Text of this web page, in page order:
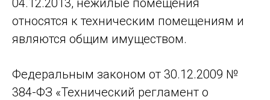
04.12.2013, нежилые помещения
относятся к техническим помещениям и
являются общим имуществом.
Федеральным законом от 30.12.2009 №
384-ФЗ «Технический регламент о